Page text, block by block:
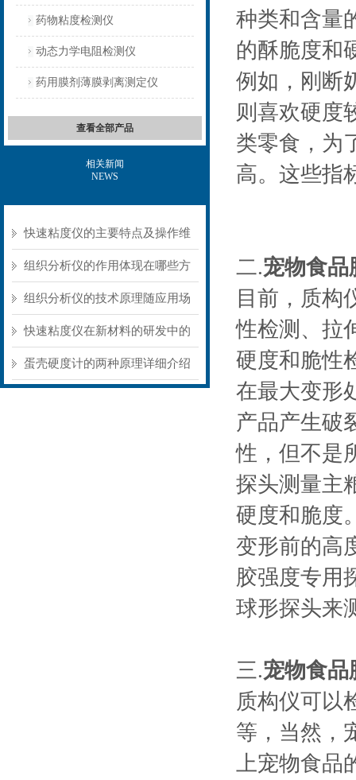
药物粘度检测仪
动态力学电阻检测仪
药用膜剂薄膜剥离测定仪
查看全部产品
相关新闻
NEWS
快速粘度仪的主要特点及操作维
护方式
组织分析仪的作用体现在哪些方
面？
组织分析仪的技术原理随应用场
景不同存在明显差异
快速粘度仪在新材料的研发中的
应用
蛋壳硬度计的两种原理详细介绍
种类和含量
的酥脆度和
例如，刚断
则喜欢硬度
类零食，为
高。这些指
二.宠物食品
目前，质构
性检测、拉
硬度和脆性
在最大变形
产品产生破
性，但不是
探头测量主
硬度和脆度
变形前的高
胶强度专用
球形探头来
三.宠物食品
质构仪可以
等，当然，
上宠物食品